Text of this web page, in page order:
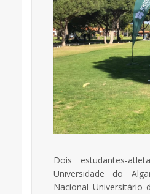
Dois estudantes-
Universidade do
Nacional Universitário